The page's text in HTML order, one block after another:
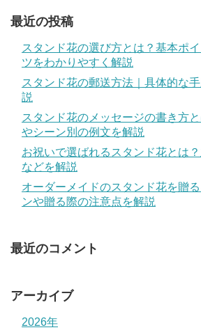
最近の投稿
スタンド花の選び方とは？基本ポ
ツをわかりやすく解説
スタンド花の郵送方法｜具体的な
説
スタンド花のメッセージの書き方
やシーン別の例文を解説
お祝いで選ばれるスタンド花とは
などを解説
オーダーメイドのスタンド花を贈
ンや贈る際の注意点を解説
最近のコメント
アーカイブ
2026年